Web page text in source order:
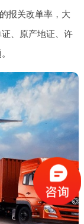
报关改单率，大
、原产地证、许